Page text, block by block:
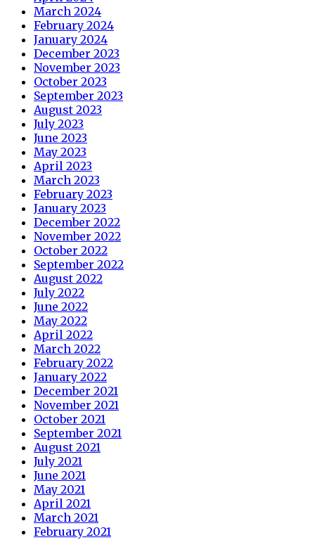
March 2024
February 2024
January 2024
December 2023
November 2023
October 2023
September 2023
August 2023
July 2023
June 2023
May 2023
April 2023
March 2023
February 2023
January 2023
December 2022
November 2022
October 2022
September 2022
August 2022
July 2022
June 2022
May 2022
April 2022
March 2022
February 2022
January 2022
December 2021
November 2021
October 2021
September 2021
August 2021
July 2021
June 2021
May 2021
April 2021
March 2021
February 2021